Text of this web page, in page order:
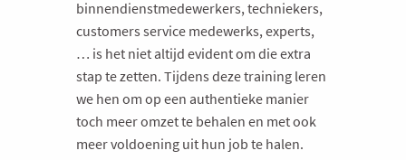
binnendienstmedewerkers, techniekers,
customers service medewerks, experts,
… is het niet altijd evident om die extra
stap te zetten. Tijdens deze training leren
we hen om op een authentieke manier
toch meer omzet te behalen en met ook
meer voldoening uit hun job te halen.